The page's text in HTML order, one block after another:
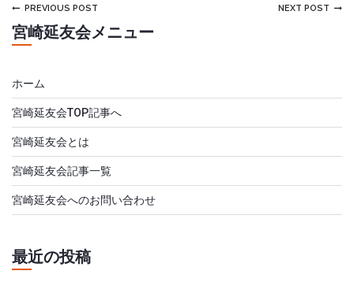
PREVIOUS POST NEXT POST
宮崎延友会メニュー
ホーム
宮崎延友会TOP記事へ
宮崎延友会とは
宮崎延友会記事一覧
宮崎延友会へのお問い合わせ
最近の投稿